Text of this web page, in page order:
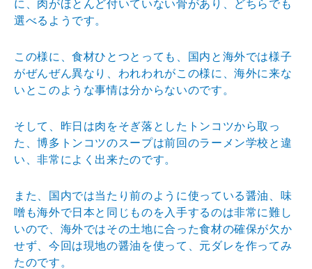
に、肉がほとんど付いていない骨があり、どちらでも
選べるようです。
この様に、食材ひとつとっても、国内と海外では様子
がぜんぜん異なり、われわれがこの様に、海外に来な
いとこのような事情は分からないのです。
そして、昨日は肉をそぎ落としたトンコツから取っ
た、博多トンコツのスープは前回のラーメン学校と違
い、非常によく出来たのです。
また、国内では当たり前のように使っている醤油、味
噌も海外で日本と同じものを入手するのは非常に難し
いので、海外ではその土地に合った食材の確保が欠か
せず、今回は現地の醤油を使って、元ダレを作ってみ
たのです。